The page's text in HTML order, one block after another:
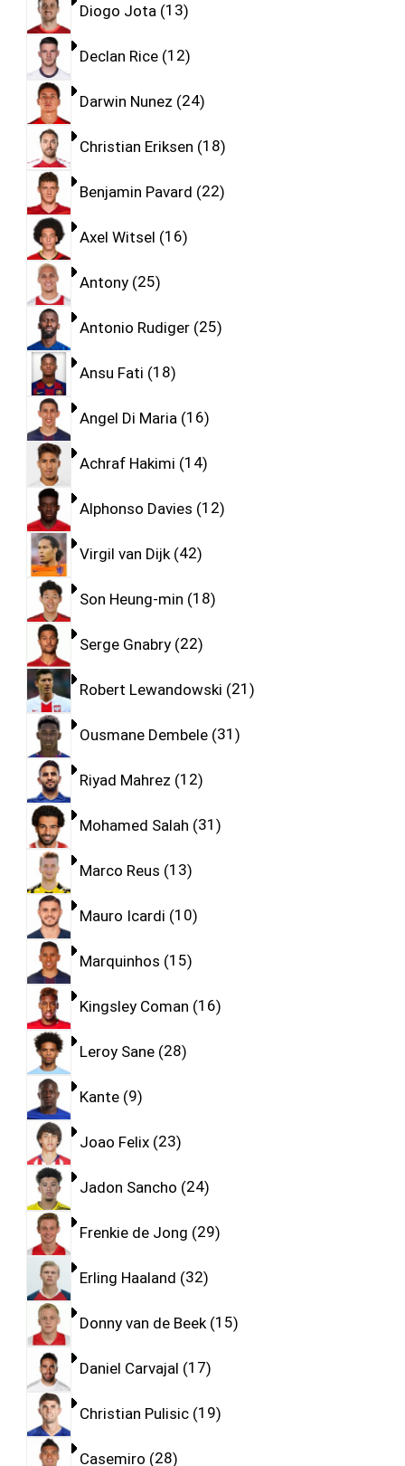
Diogo Jota 13
Declan Rice 12
Darwin Nunez 24
Christian Eriksen 18
Benjamin Pavard 22
Axel Witsel 16
Antony 25
Antonio Rudiger 25
Ansu Fati 18
Angel Di Maria 16
Achraf Hakimi 14
Alphonso Davies 12
Virgil van Dijk 42
Son Heung-min 18
Serge Gnabry 22
Robert Lewandowski 21
Ousmane Dembele 31
Riyad Mahrez 12
Mohamed Salah 31
Marco Reus 13
Mauro Icardi 10
Marquinhos 15
Kingsley Coman 16
Leroy Sane 28
Kante 9
Joao Felix 23
Jadon Sancho 24
Frenkie de Jong 29
Erling Haaland 32
Donny van de Beek 15
Daniel Carvajal 17
Christian Pulisic 19
Casemiro 28